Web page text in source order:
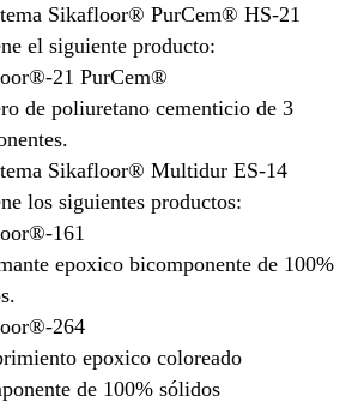
Sikafloor® PurCem® HS-21
el siguiente producto:
21 PurCem®
de poliuretano cementicio de 3
Sikafloor® Multidur ES-14
los siguientes productos:
161
epoxico bicomponente de 100%
264
epoxico coloreado
de 100% sólidos